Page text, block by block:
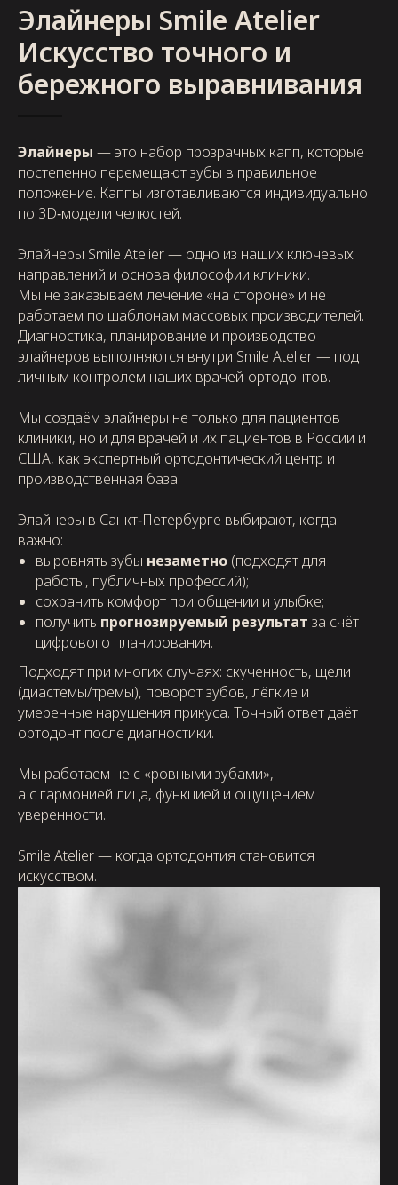
Элайнеры Smile Atelier
Искусство точного и
бережного выравнивания
Элайнеры — это набор прозрачных капп, которые
постепенно перемещают зубы в правильное
положение. Каппы изготавливаются индивидуально
по 3D‑модели челюстей.
Элайнеры Smile Atelier — одно из наших ключевых
направлений и основа философии клиники.
Мы не заказываем лечение «на стороне» и не
работаем по шаблонам массовых производителей.
Диагностика, планирование и производство
элайнеров выполняются внутри Smile Atelier — под
личным контролем наших врачей-ортодонтов.
Мы создаём элайнеры не только для пациентов
клиники, но и для врачей и их пациентов в России и
США, как экспертный ортодонтический центр и
производственная база.
Элайнеры в Санкт‑Петербурге выбирают, когда
важно:
выровнять зубы незаметно (подходят для
работы, публичных профессий);
сохранить комфорт при общении и улыбке;
получить прогнозируемый результат за счёт
цифрового планирования.
Подходят при многих случаях: скученность, щели
(диастемы/тремы), поворот зубов, лёгкие и
умеренные нарушения прикуса. Точный ответ даёт
ортодонт после диагностики.
Мы работаем не с «ровными зубами»,
а с гармонией лица, функцией и ощущением
уверенности.
Smile Atelier — когда ортодонтия становится
искусством.